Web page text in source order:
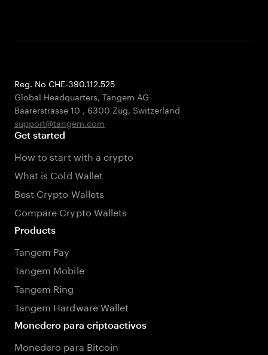
Reg. No CHE-390.112.525
Global Headquarters, Tangem AG
Baarerstrasse 10 , 6300 Zug, Switzerland
support@tangem.com
Get started
How to start with a crypto
What is Cold Wallet
Best Crypto Wallets
Compare Crypto Wallets
Products
Tangem Pay
Tangem Mobile
Tangem Ring
Tangem Hardware Wallet
Monedero para criptoactivos
Monedero para Bitcoin